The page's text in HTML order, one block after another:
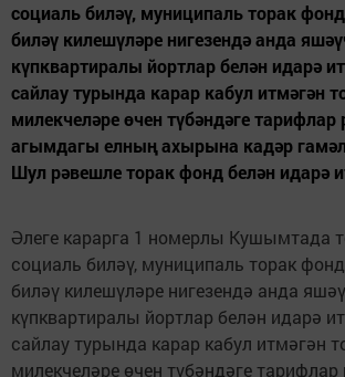
социаль биләү, муниципаль торак
биләү килешүләре нигезендә анда
күпквартиралы йортлар белән идарә
сайлау турында карар кабул итмәгән
милекчеләре өчен түбәндәге тарифлар
агымдагы елның ахырына кадәр
Шул рәвешле торак фонд белән идарә
Әлеге карарга 1 номерлы Кушымтада
социаль биләү, муниципаль торак
биләү килешүләре нигезендә анда
күпквартиралы йортлар белән идарә
сайлау турында карар кабул итмәгән
милекчеләре өчен түбәндәге тарифлар